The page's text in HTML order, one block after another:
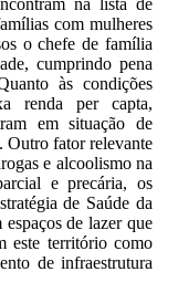
com mulheres
o chefe de família
cumprindo pena
às condições
renda per capta,
em situação de
Outro fator relevante
e alcoolismo na
e precária, os
de Saúde da
de lazer que
este território como
de infraestrutura